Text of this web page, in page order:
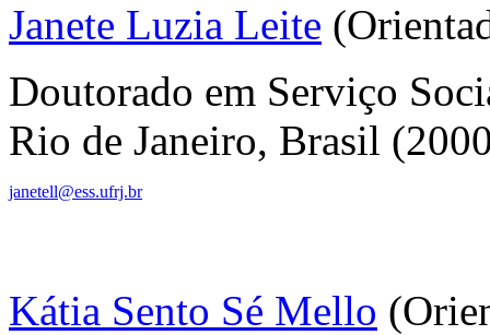
Janete Luzia Leite
Doutorado em Serviço
Rio de Janeiro, Brasil
janetell@ess.ufrj.br
Kátia Sento Sé Mello